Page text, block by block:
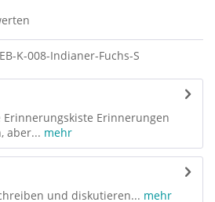
EB-K-008-Indianer-Fuchs-S
Erinnerungskiste Erinnerungen
aber... mehr
und diskutieren... mehr